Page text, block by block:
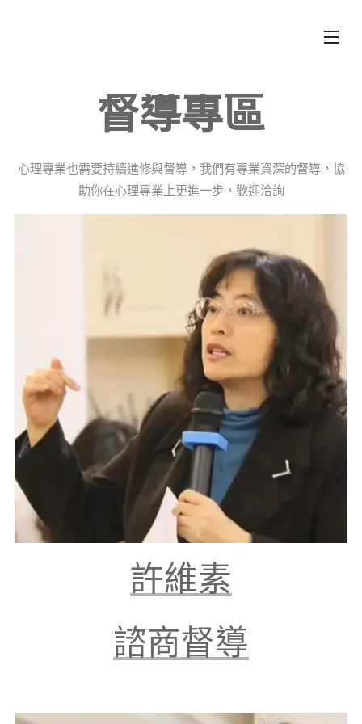
督導專區
心理專業也需要持續進修與督導，我們有專業資深的督導，協
助你在心理專業上更進一步，歡迎洽詢
許維素
諮商督導